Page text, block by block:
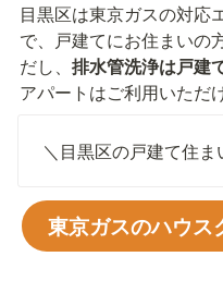
目黒区は東京ガスの対応
で、戸建てにお住まいの
だし、 排水管洗浄は戸建
アパートはご利用いただ
＼目黒区の戸建て住
東京ガスのハウス